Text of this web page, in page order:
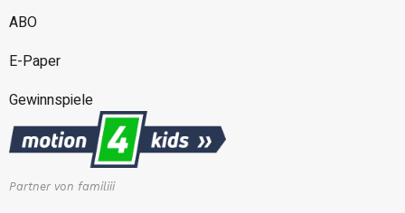
ABO
E-Paper
Gewinnspiele
Partner von familiii